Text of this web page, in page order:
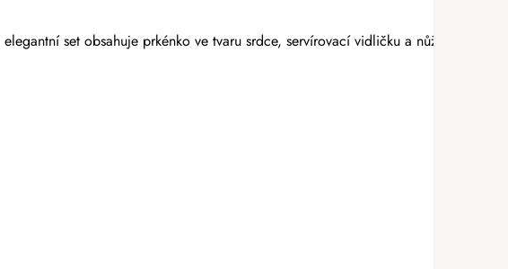
set obsahuje prkénko ve tvaru srdce, servírovací vidličku a nůž na sýr.